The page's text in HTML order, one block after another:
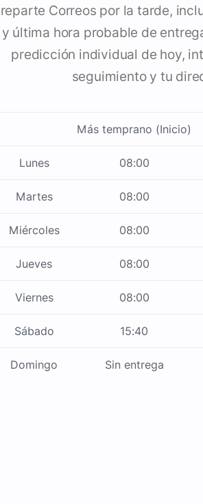
reparte Correos por la tarde,
y última hora probable de
predicción individual de hoy,
seguimiento y tu
Más temprano (Inicio)
Lunes 08:00
Martes 08:00
Miércoles 08:00
Jueves 08:00
Viernes 08:00
Sábado 15:40
Domingo Sin entrega